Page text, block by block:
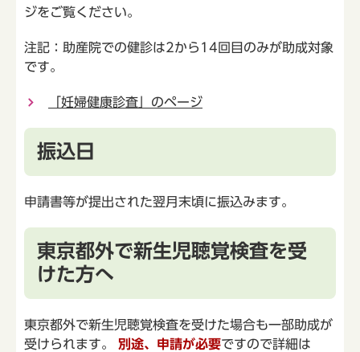
ジをご覧ください。
注記：助産院での健診は2から14回目のみが助成対象
です。
「妊婦健康診査」のページ
振込日
申請書等が提出された翌月末頃に振込みます。
東京都外で新生児聴覚検査を受
けた方へ
東京都外で新生児聴覚検査を受けた場合も一部助成が
受けられます。 別途、申請が必要ですので詳細は